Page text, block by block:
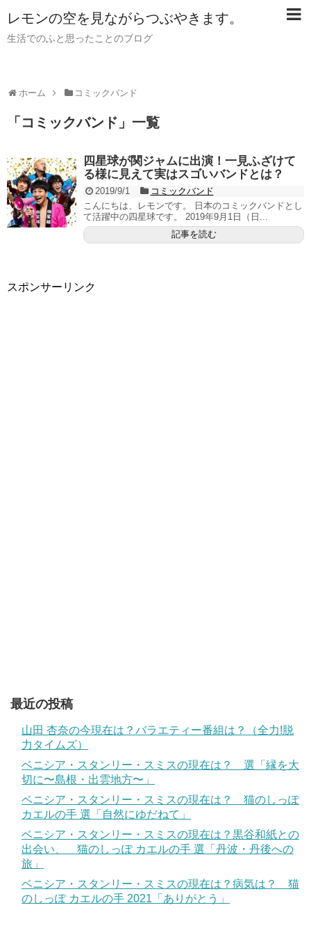
レモンの空を見ながらつぶやきます。
生活でのふと思ったことのブログ
ホーム コミックバンド
「 コミックバンド 」 一覧
四星球が関ジャムに出演！一見ふざけて
る様に見えて実はスゴいバンドとは？
2019/9/1
コミックバンド
こんにちは、レモンです。 日本のコミックバンドとし
て活躍中の四星球です。 2019年9月1日（日...
記事を読む
スポンサーリンク
最近の投稿
山田 杏奈の今現在は？バラエティー番組は？（全力!脱
力タイムズ）
ベニシア・スタンリー・スミスの現在は？ 選「縁を大
切に〜島根・出雲地方〜」
ベニシア・スタンリー・スミスの現在は？ 猫のしっぽ
カエルの手 選「自然にゆだねて」
ベニシア・スタンリー・スミスの現在は？黒谷和紙との
出会い、 猫のしっぽ カエルの手 選「丹波・丹後への
旅」
ベニシア・スタンリー・スミスの現在は？病気は？ 猫
のしっぽ カエルの手 2021「ありがとう」